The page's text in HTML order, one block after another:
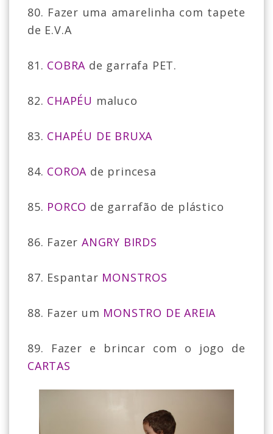
80. Fazer uma amarelinha com tapete
de E.V.A
81. COBRA de garrafa PET.
82. CHAPÉU maluco
83. CHAPÉU DE BRUXA
84. COROA de princesa
85. PORCO de garrafão de plástico
86. FazerANGRY BIRDS
87. Espantar MONSTROS
88. Fazer um MONSTRO DE AREIA
89. Fazer e brincar com o jogo de
CARTAS